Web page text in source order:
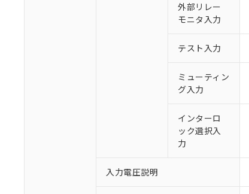
外部リレー
モニタ入力
テスト入力
ミューティン
グ入力
インターロ
ック選択入
力
入力電圧説明